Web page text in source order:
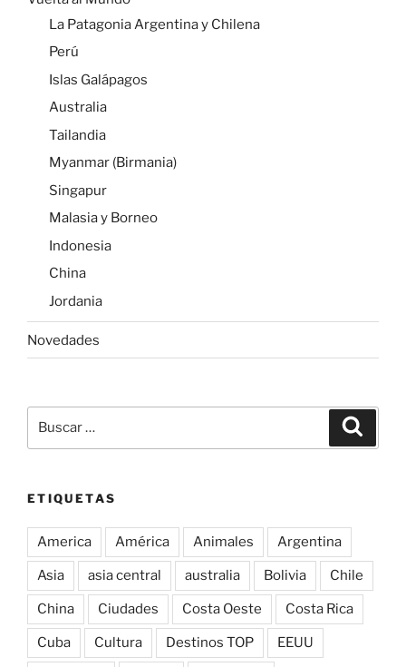
La Patagonia Argentina y Chilena
Perú
Islas Galápagos
Australia
Tailandia
Myanmar (Birmania)
Singapur
Malasia y Borneo
Indonesia
China
Jordania
Novedades
por:
ETIQUETAS
America América Animales Argentina
Asia asia central australia Bolivia Chile
China Ciudades Costa Oeste Costa Rica
Cuba Cultura Destinos TOP EEUU